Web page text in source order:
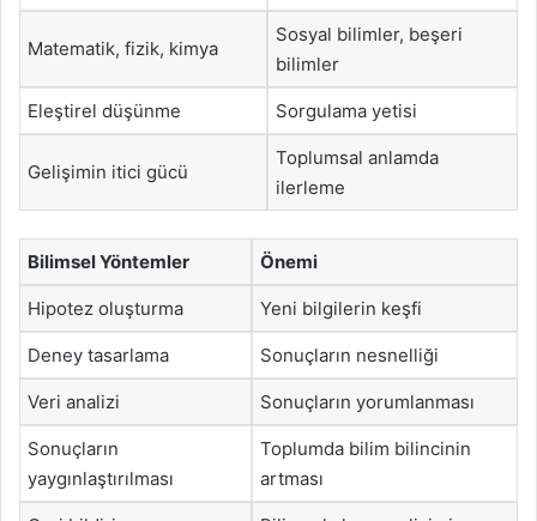
Matematik, fizik, kimya
Sosyal bilimler, beşeri
bilimler
Eleştirel düşünme Sorgulama yetisi
Gelişimin itici gücü
Toplumsal anlamda
ilerleme
Bilimsel Yöntemler Önemi
Hipotez oluşturma Yeni bilgilerin keşfi
Deney tasarlama Sonuçların nesnelliği
Veri analizi Sonuçların yorumlanması
Sonuçların
yaygınlaştırılması
Toplumda bilim bilincinin
artması